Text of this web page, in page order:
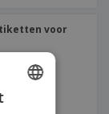
voor